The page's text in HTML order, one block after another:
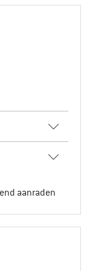
aanraden